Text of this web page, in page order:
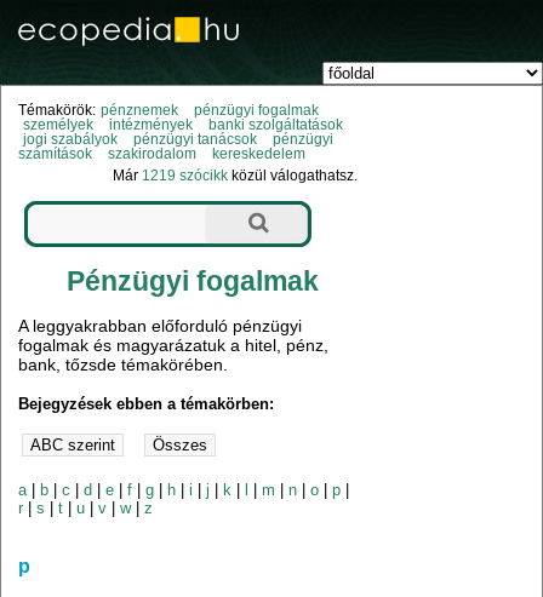
Témakörök: pénznemek
pénzügyi fogalmak
személyek
intézmények
banki szolgáltatások
jogi szabályok
pénzügyi tanácsok
pénzügyi
számítások
szakirodalom
kereskedelem
Már 1219 szócikk közül válogathatsz.
Pénzügyi fogalmak
A leggyakrabban előforduló pénzügyi
fogalmak és magyarázatuk a hitel, pénz,
bank, tőzsde témakörében.
Bejegyzések ebben a témakörben:
a| b |c |d |e |f |g h |i |j k |m |n |o |p
r |s |t |u |v |w|z
p